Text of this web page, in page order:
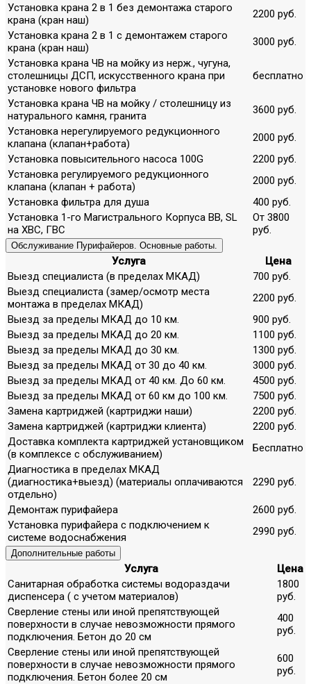
Установка крана 2 в 1 без демонтажа старого
крана (кран наш)
2200 руб.
Установка крана 2 в 1 с демонтажем старого
крана (кран наш)
3000 руб.
Установка крана ЧВ на мойку из нерж., чугуна,
столешницы ДСП, искусственного крана при
установке нового фильтра
бесплатно
Установка крана ЧВ на мойку / столешницу из
натурального камня, гранита
3600 руб.
Установка нерегулируемого редукционного
клапана (клапан+работа)
2000 руб.
Установка повысительного насоса 100G
2200 руб.
Установка регулируемого редукционного
клапана (клапан + работа)
2000 руб.
Установка фильтра для душа
400 руб.
Установка 1-го Магистрального Корпуса ВВ, SL
на ХВС, ГВС
От 3800
руб.
Обслуживание Пурифайеров. Основные работы.
Услуга
Цена
Выезд специалиста (в пределах МКАД)
700 руб.
Выезд специалиста (замер/осмотр места
монтажа в пределах МКАД)
2200 руб.
Выезд за пределы МКАД до 10 км.
900 руб.
Выезд за пределы МКАД до 20 км.
1100 руб.
Выезд за пределы МКАД до 30 км.
1300 руб.
Выезд за пределы МКАД от 30 до 40 км.
3000 руб.
Выезд за пределы МКАД от 40 км. До 60 км.
4500 руб.
Выезд за пределы МКАД от 60 км до 100 км.
7500 руб.
Замена картриджей (картриджи наши)
2200 руб.
Замена картриджей (картриджи клиента)
2200 руб.
Доставка комплекта картриджей установщиком
(в комплексе с обслуживанием)
Бесплатно
Диагностика в пределах МКАД
(диагностика+выезд) (материалы оплачиваются
отдельно)
2290 руб.
Демонтаж пурифайера
2600 руб.
Установка пурифайера с подключением к
системе водоснабжения
2990 руб.
Дополнительные работы
Услуга
Цена
Санитарная обработка системы водораздачи
диспенсера ( с учетом материалов)
1800
руб.
Сверление стены или иной препятствующей
поверхности в случае невозможности прямого
подключения. Бетон до 20 см
400
руб.
Сверление стены или иной препятствующей
поверхности в случае невозможности прямого
подключения. Бетон более 20 см
600
руб.